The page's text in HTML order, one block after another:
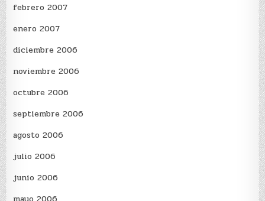
febrero 2007
enero 2007
diciembre 2006
noviembre 2006
octubre 2006
septiembre 2006
agosto 2006
julio 2006
junio 2006